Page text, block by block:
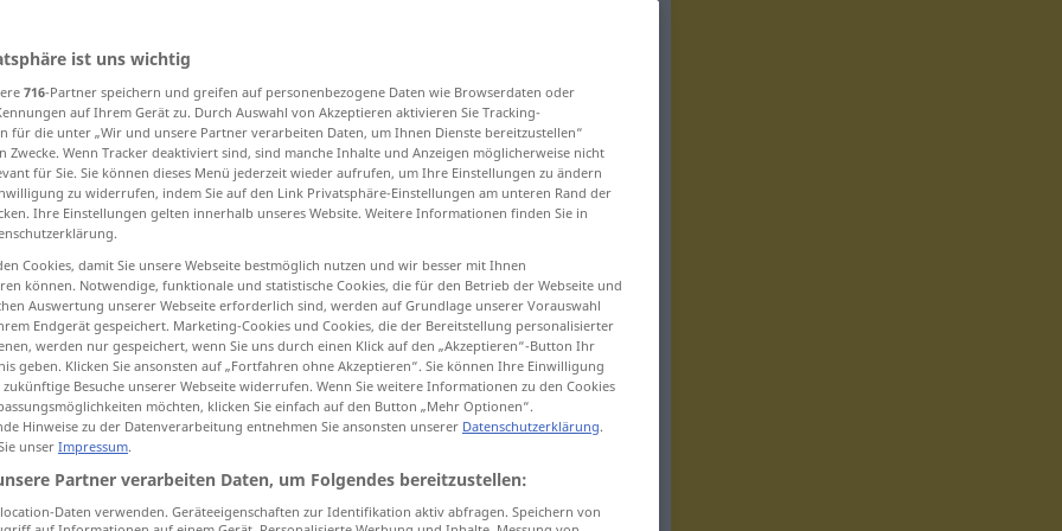
zu bearbeitend, locker, reich
weich, zart, süß
weich, voll, lieblich
freundlich, jovial angeheitert, benebelt
mellow AGR
ist uns wichtig
716-Partner speichern und greifen auf personenbezogene Daten wie Browserdaten oder
auf Ihrem Gerät zu. Durch Auswahl von Akzeptieren aktivieren Sie Tracking-
für die unter „Wir und unsere Partner verarbeiten Daten, um Ihnen Dienste bereitzustellen“
Zwecke. Wenn Tracker deaktiviert sind, sind manche Inhalte und Anzeigen möglicherweise nicht
für Sie. Sie können dieses Menü jederzeit wieder aufrufen, um Ihre Einstellungen zu ändern
zu widerrufen, indem Sie auf den Link Privatsphäre-Einstellungen am unteren Rand der
Ihre Einstellungen gelten innerhalb unseres Website. Weitere Informationen finden Sie in
Cookies, damit Sie unsere Webseite bestmöglich nutzen und wir besser mit Ihnen
können. Notwendige, funktionale und statistische Cookies, die für den Betrieb der Webseite und
Auswertung unserer Webseite erforderlich sind, werden auf Grundlage unserer Vorauswahl
Endgerät gespeichert. Marketing-Cookies und Cookies, die der Bereitstellung personalisierter
werden nur gespeichert, wenn Sie uns durch einen Klick auf den „Akzeptieren“-Button Ihr
geben. Klicken Sie ansonsten auf „Fortfahren ohne Akzeptieren“. Sie können Ihre Einwilligung
Besuche unserer Webseite widerrufen. Wenn Sie weitere Informationen zu den Cookies
möchten, klicken Sie einfach auf den Button „Mehr Optionen“.
Hinweise zu der Datenverarbeitung entnehmen Sie ansonsten unserer Datenschutzerklärung.
unser Impressum.
Partner verarbeiten Daten, um Folgendes bereitzustellen:
Daten verwenden. Geräteeigenschaften zur Identifikation aktiv abfragen. Speichern von